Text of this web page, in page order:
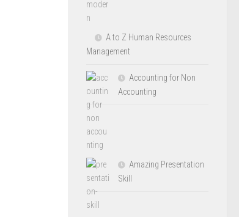
A to Z Human Resources
Management
Accounting for Non
Accounting
Amazing Presentation
Skill